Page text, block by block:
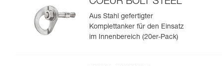
COEUR BOLT STEEL
Aus Stahl gefertigter
Komplettanker für den Einsatz
im Innenbereich (20er-Pack)